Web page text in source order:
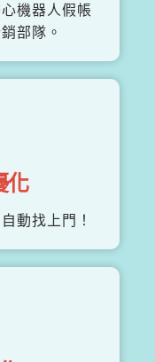
機器人假帳
部隊。
化
動找上門！